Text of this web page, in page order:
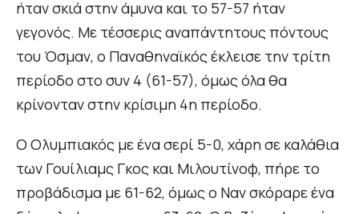
ήταν σκιά στην άμυνα και το 57-57 ήταν
γεγονός. Με τέσσερις αναπάντητους πόντους
του Όσμαν, ο Παναθηναϊκός έκλεισε την τρίτη
περίοδο στο συν 4 (61-57), όμως όλα θα
κρίνονταν στην κρίσιμη 4η περίοδο.
Ο Ολυμπιακός με ένα σερί 5-0, χάρη σε καλάθια
των Γουίλιαμς Γκος και Μιλουτίνοφ, πήρε το
προβάδισμα με 61-62, όμως ο Ναν σκόραρε ένα